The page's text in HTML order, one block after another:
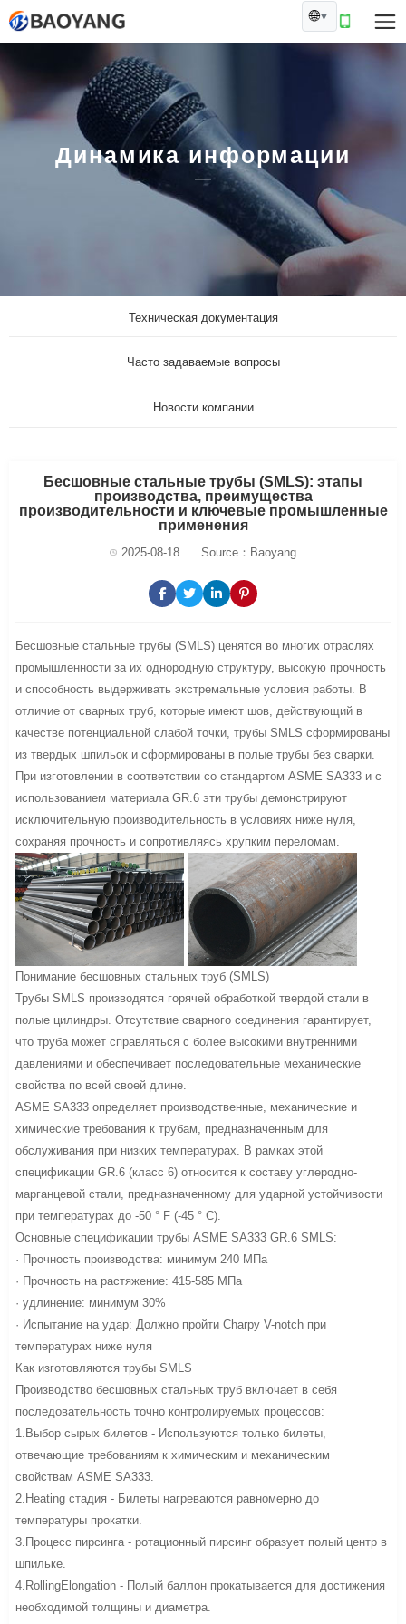
🌐▼
Динамика информации
Техническая документация
Часто задаваемые вопросы
Новости компании
Бесшовные стальные трубы (SMLS): этапы
производства, преимущества
производительности и ключевые промышленные
применения
2025-08-18 Source：Baoyang
Бесшовные стальные трубы (SMLS) ценятся во многих отраслях
промышленности за их однородную структуру, высокую прочность
и способность выдерживать экстремальные условия работы. В
отличие от сварных труб, которые имеют шов, действующий в
качестве потенциальной слабой точки, трубы SMLS сформированы
из твердых шпильок и сформированы в полые трубы без сварки.
При изготовлении в соответствии со стандартом ASME SA333 и с
использованием материала GR.6 эти трубы демонстрируют
исключительную производительность в условиях ниже нуля,
сохраняя прочность и сопротивляясь хрупким переломам.
Понимание бесшовных стальных труб (SMLS)
Трубы SMLS производятся горячей обработкой твердой стали в
полые цилиндры. Отсутствие сварного соединения гарантирует,
что труба может справляться с более высокими внутренними
давлениями и обеспечивает последовательные механические
свойства по всей своей длине.
ASME SA333 определяет производственные, механические и
химические требования к трубам, предназначенным для
обслуживания при низких температурах. В рамках этой
спецификации GR.6 (класс 6) относится к составу углеродно-
марганцевой стали, предназначенному для ударной устойчивости
при температурах до -50 ° F (-45 ° C).
Основные спецификации трубы ASME SA333 GR.6 SMLS:
· Прочность производства: минимум 240 МПа
· Прочность на растяжение: 415-585 МПа
· удлинение: минимум 30%
· Испытание на удар: Должно пройти Charpy V-notch при
температурах ниже нуля
Как изготовляются трубы SMLS
Производство бесшовных стальных труб включает в себя
последовательность точно контролируемых процессов:
1.Выбор сырых билетов - Используются только билеты,
отвечающие требованиям к химическим и механическим
свойствам ASME SA333.
2.Heating стадия - Билеты нагреваются равномерно до
температуры прокатки.
3.Процесс пирсинга - ротационный пирсинг образует полый центр в
шпильке.
4.RollingElongation - Полый баллон прокатывается для достижения
необходимой толщины и диаметра.